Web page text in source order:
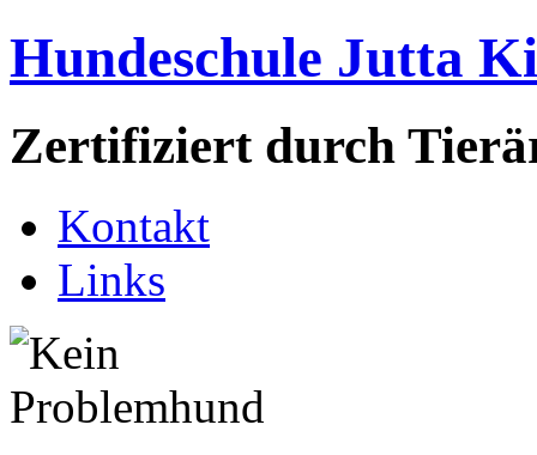
Hundeschule Jutta
Zertifiziert durch
Kontakt
Links